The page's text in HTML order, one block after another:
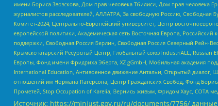
имени Бориса Звозскова, Дом прав человека Тбилиси, Дом прав человека
журналистов расследователей, АЛЛАТРА, За свободную Россию, Свободная
Комитет-2024, Центрально-Европейский университет, Центр
европейской политики, Академическая сеть Восточная Европа,
поддержки, Свободная Россия Берлин, Свободная Россия Северный Рейн-
Крымскотатарский Ресурсный Центр, Глобальный союз IndustriALL,
Европы, Фонд имени Фридриха Эберта, XZ gGmbH, Мобильная академия
International Education, Антивоенное движение Антальи, Открытый
отношений им Нормана Патерсона, Центр Гражданских Свобод, Фонд
Прометей, Stop Occupation of Karelia, Вернись живым, Фридом Хаус, СОТА
Источник: https://minjust.gov.ru/ru/documents/7756/